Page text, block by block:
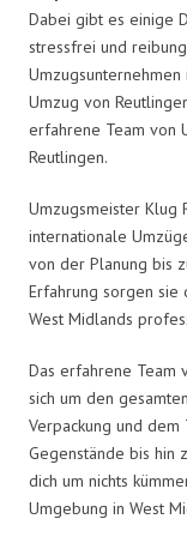
Dabei gibt es einige
stressfrei und
Umzug von
erfahrene Team von
Reutlingen.
Umzugsmeister Klug
internationale
von der Planung bis
Erfahrung sorgen sie
West Midlands
Das erfahrene Team
sich um den
Verpackung und
Gegenstände bis hin
dich um nichts
Umgebung in West